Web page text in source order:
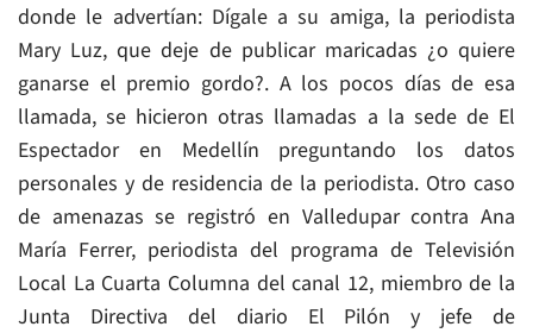
donde le advertían: Dígale a su amiga, la periodista
Mary Luz, que deje de publicar maricadas ¿o quiere
ganarse el premio gordo?. A los pocos días de esa
llamada, se hicieron otras llamadas a la sede de El
Espectador en Medellín preguntando los datos
personales y de residencia de la periodista. Otro caso
de amenazas se registró en Valledupar contra Ana
María Ferrer, periodista del programa de Televisión
Local La Cuarta Columna del canal 12, miembro de la
Junta Directiva del diario El Pilón y jefe de